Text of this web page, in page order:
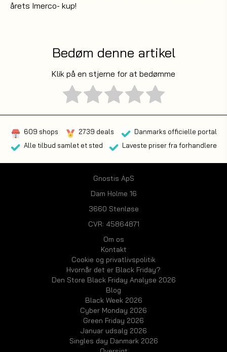
årets Imerco- kup!
Bedøm denne artikel
Klik på en stjerne for at bedømme
609 shops 2739 deals
Danmarks officielle portal
Alle tilbud samlet et sted
Laveste priser fra forhandlere
Gnostis ApS
Dam Holme 16
3660 Stenløse
CVR: 45864871
Om os
Kontakt
Cookie og privatlivspolitik
Hvornår det er Black Friday?
Den Store Black Friday Analyse 2026
Blog
Black Week 2026
Cyber Monday 2026
Green Friday 2026
Januar udsalg 2026
Singles day Danmark 2026